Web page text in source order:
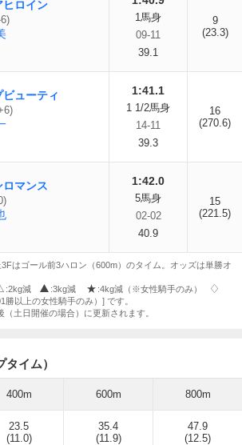
ヒロイン
1馬身
09-11
39.1
9
(23.3)
ビューティ 1:41.1
1 1/2馬身
14-11
39.3
16
(270.6)
マンス 1:42.0
5馬身
02-02
40.9
15
(221.5)
はゴール前3ハロン（600m）のタイム。オッズは単勝オ
:2kg減 :3kg減
:4kg減（※女性騎手のみ）
以上の女性騎手のみ）] です。
土日開催の場合）に更新されます。
イム）
400m 600m 800m
23.5
(11.0)
35.4
(11.9)
47.9
(12.5)